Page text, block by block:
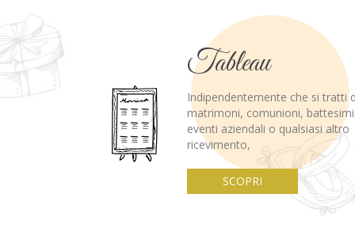
Tableau
Indipendentemente che si tratti
matrimoni, comunioni,
eventi aziendali o qualsiasi altro
ricevimento,
SCOPRI